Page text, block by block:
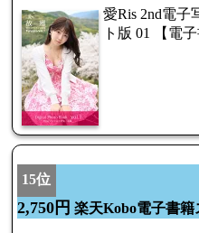
愛Ris 2nd電子
ト版 01 【電
15位
2,750円 楽天Kobo電子書籍